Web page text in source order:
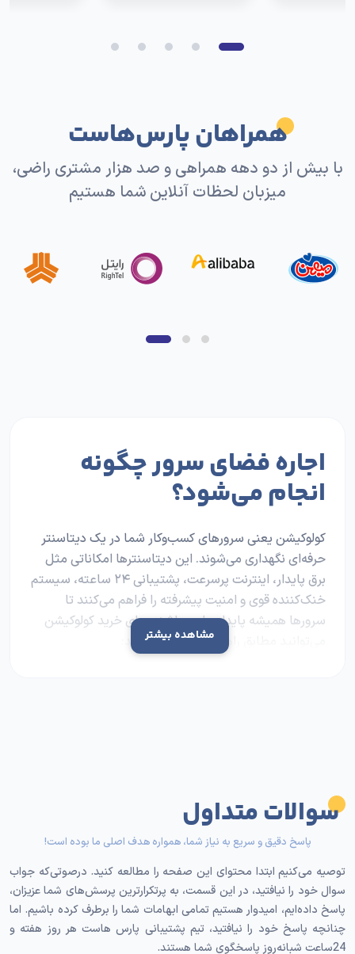
همراهان پارس‌هاست
با بیش از دو دهه همراهی و صد هزار مشتری راضی،
میزبان لحظات آنلاین شما هستیم
اجاره فضای سرور چگونه
انجام می‌شود؟
کولوکیشن یعنی سرورهای کسب‌وکار شما در یک دیتاسنتر
حرفه‌ای نگهداری می‌شوند. این دیتاسنترها امکاناتی مثل
برق پایدار، اینترنت پرسرعت، پشتیبانی ۲۴ ساعته، سیستم
خنک‌کننده قوی و امنیت پیشرفته را فراهم می‌کنند تا
سرورها همیشه پایدار و امن باشند. برای خرید کولوکیشن
می‌توانید مطابق راهنمای زیر پیش بروید:
شخصی و متناسب با نیازتان است.
پس از خرید سرور اختصاصی، باید دیتاسنتری انتخاب کنید
که به توقعات شما به‌خوبی پاسخ دهد. نحوه تامین امنیت
فیزیکی کولوکیشن، میزان توسعه‌پذیری دیتاسنتر‌ها، نحوه
تامین برق، امکانات سیستم تهویه، گواهینامه‌ها، اتصالات
مشاهده بیشتر
سوالات متداول
پاسخ دقیق و سریع به نیاز شما، همواره هدف اصلی ما بوده است!
توصیه می‌کنیم ابتدا محتوای این صفحه را مطالعه کنید. درصوتی‌که جواب
سوال خود را نیافتید، در این قسمت، به پرتکرارترین پرسش‌های شما عزیزان،
پاسخ داده‌ایم، امیدوار هستیم تمامی ابهامات شما را برطرف کرده باشیم. اما
چنانچه پاسخ خود را نیافتید، تیم پشتیبانی پارس هاست هر روز هفته و
24ساعت شبانه‌روز پاسخگوی شما هستند.